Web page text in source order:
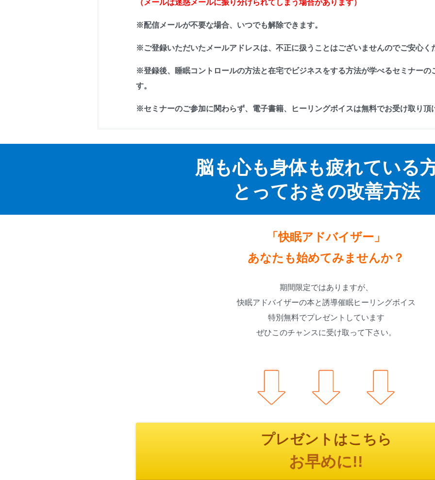
（メールは迷惑メールに振り分けられてしまう場合があります）
※配信メールが不要な場合、いつでも解除できます。
※ご登録いただいたメールアドレスは、不正に扱うことはございませんのでご安心く
※登録後、睡眠コントロールの方法と在宅でビジネスをする方法が学べるセミナーの
す。
※セミナーのご参加に関わらず、電子書籍、ヒーリングボイスは無料でお受け取り頂
脳も心も身体も疲れている
とっておきの改善方法
「快眠アドバイザー」
あなたも始めてみませんか？
期間限定ではありますが、
快眠アドバイザーの本と誘導催眠ヒーリングボイス
特別無料でプレゼントしています
ぜひこのチャンスに受け取って下さい。
プレゼントはこちら
お早めに!!